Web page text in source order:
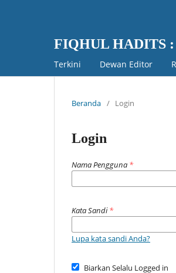
FIQHUL HADITS
Terkini Dewan Editor
Beranda / Login
Login
Nama Pengguna *
Kata Sandi*
Lupa kata sandi Anda?
Biarkan Selalu Logged in